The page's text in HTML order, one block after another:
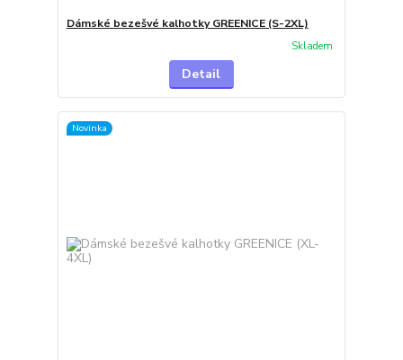
Dámské bezešvé kalhotky GREENICE (S-2XL)
Skladem
Detail
Novinka